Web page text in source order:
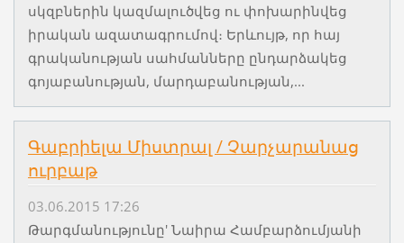
սկզբներին կազմալուծվեց ու փոխարինվեց
իրական ազատագրումով։ Երևույթ, որ հայ
գրականության սահմանները ընդարձակեց
գոյաբանության, մարդաբանության,...
Գաբրիելա Միստրալ / Չարչարանաց
ուրբաթ
03.06.2015 17:26
Թարգմանությունը' Նաիրա Համբարձումյանի